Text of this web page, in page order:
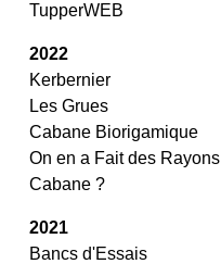
TupperWEB
2022
Kerbernier
Les Grues
Cabane Biorigamique
On en a Fait des Rayons
Cabane ?
2021
Bancs d'Essais